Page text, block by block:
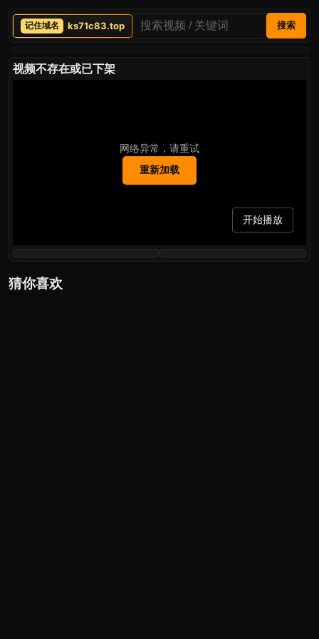
ks71c83.top 搜索
视频不存在或已下架
网络异常，请重试
重新加载
开始播放
猜你喜欢